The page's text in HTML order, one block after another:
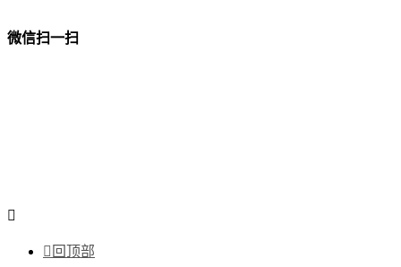
微信扫一扫

 回顶部